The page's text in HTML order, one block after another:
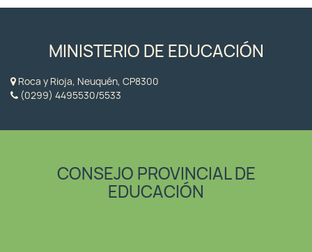
MINISTERIO DE EDUCACIÓN
Roca y Rioja, Neuquén, CP8300
(0299) 4495530/5533
CONSEJO PROVINCIAL DE
EDUCACIÓN